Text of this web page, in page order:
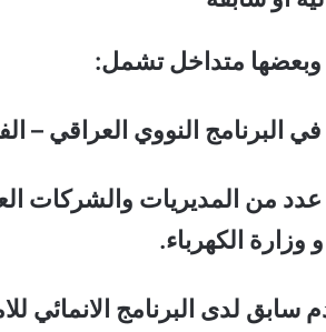
وبعضها متداخل تشمل:
البرنامج النووي العراقي –
من المديريات والشركات
وزارة الكهرباء.